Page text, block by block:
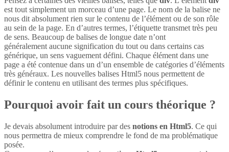
est tout simplement un morceau d’une page. Le nom de la balise ne
nous dit absolument rien sur le contenu de l’élément ou de son rôle
au sein de la page. En d’autres termes, l’étiquette transmet très peu
de sens. Beaucoup de balises de longue date n’ont
généralement aucune signification du tout ou dans certains cas
générique, un sens vaguement défini. Chaque élément dans une
page a été contenue dans un d’un ensemble de catégories d’éléments
très généraux. Les nouvelles balises Html5 nous permettent de
définir le contenu en utilisant des termes plus spécifiques.
Pourquoi avoir fait un cours théorique ?
Je devais absolument introduire par des notions en Html5. Ce qui
nous permettra de mieux comprendre le fond de ma problématique
posée.